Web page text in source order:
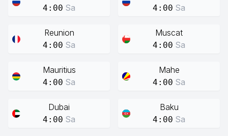
4:00 Sa 4:00 Sa
Reunion
4:00 Sa
Muscat
4:00 Sa
Mauritius
4:00 Sa
Mahe
4:00 Sa
Dubai
4:00 Sa
Baku
4:00 Sa